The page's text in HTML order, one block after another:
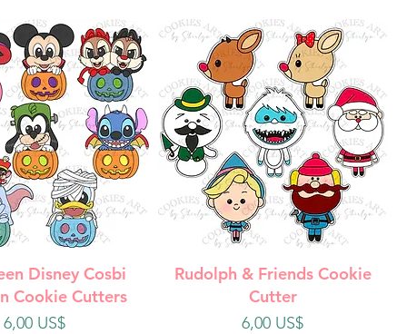
rápida
Disney Cosbi
Cookie Cutters
Precio
6,00 US$
Vista rápida
Rudolph & Friends Cookie
Cutter
Precio
6,00 US$